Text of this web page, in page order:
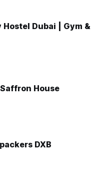
Dubai | Gym &
House
DXB